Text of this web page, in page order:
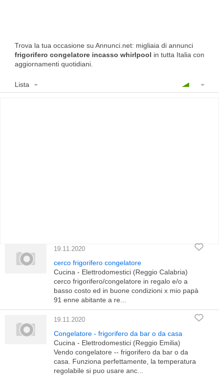
Trova la tua occasione su Annunci.net: migliaia di annunci
frigorifero congelatore incasso whirlpool in tutta Italia con
aggiornamenti quotidiani.
Lista
19.11.2020
cerco frigorifero congelatore
Cucina - Elettrodomestici (Reggio Calabria)
cerco frigorifero/congelatore in regalo e/o a
basso costo ed in buone condizioni x mio papà
91 enne abitante a re...
19.11.2020
Congelatore - frigorifero da bar o da casa
Cucina - Elettrodomestici (Reggio Emilia)
Vendo congelatore -- frigorifero da bar o da
casa. Funziona perfettamente, la temperatura
regolabile si puo usare anc...